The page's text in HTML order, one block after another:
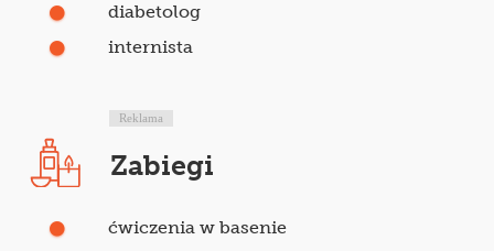
diabetolog
internista
Reklama
Zabiegi
ćwiczenia w basenie